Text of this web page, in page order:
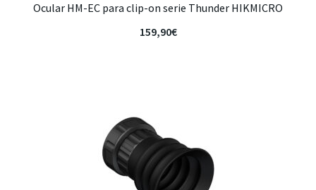
Ocular HM-EC para clip-on serie Thunder HIKMICRO
159,90€